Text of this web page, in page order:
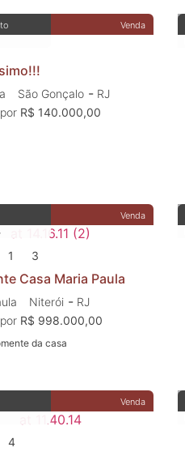
Venda
São Gonçalo - RJ
R$ 140.000,00
Venda
1 3
Casa Maria Paula
Niterói - RJ
R$ 998.000,00
da casa
Venda
4